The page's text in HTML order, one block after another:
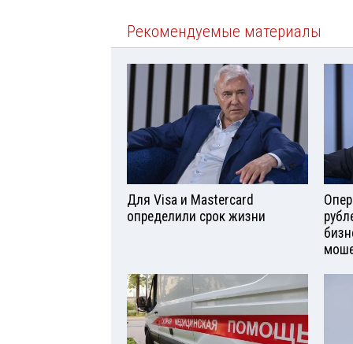
Рекомендуемые материалы
Для Visа и Mastercard
определили срок жизни